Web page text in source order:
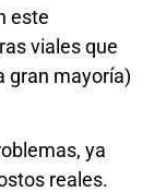
este
viales que
gran mayoría)
ya
reales.